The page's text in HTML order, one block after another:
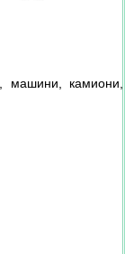
машини, камиони,